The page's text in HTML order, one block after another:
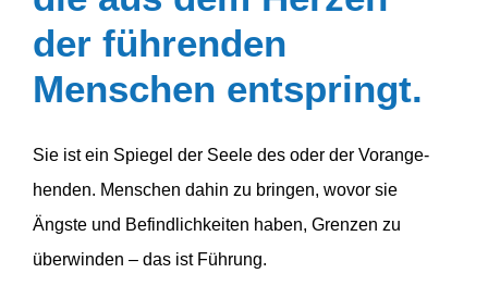
der führenden
Menschen entspringt.
Sie ist ein Spiegel der Seele des oder der Voran­ge­
henden. Menschen dahin zu bringen, wovor sie
Ängste und Befind­lich­keiten haben, Grenzen zu
überwinden – das ist Führung.